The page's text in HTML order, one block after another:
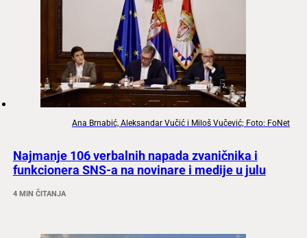
Ana Brnabić, Aleksandar Vučić i Miloš Vučević; Foto: FoNet
Najmanje 106 verbalnih napada zvaničnika i
funkcionera SNS-a na novinare i medije u julu
4 MIN ČITANJA